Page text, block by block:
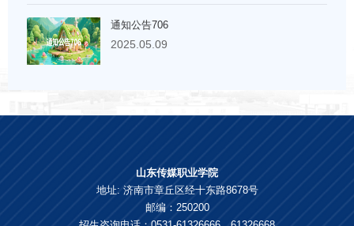
通知公告706
2025.05.09
山东传媒职业学院
地址: 济南市章丘区经十东路8678号
邮编：250200